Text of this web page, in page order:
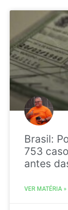
Brasil:
753
antes
VER MATÉRIA »